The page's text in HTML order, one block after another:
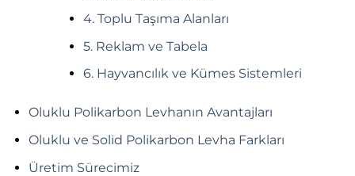
4. Toplu Taşıma Alanları
5. Reklam ve Tabela
6. Hayvancılık ve Kümes Sistemleri
Oluklu Polikarbon Levhanın Avantajları
Oluklu ve Solid Polikarbon Levha Farkları
Üretim Sürecimiz